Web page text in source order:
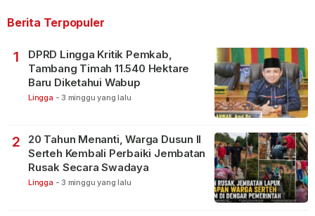
Berita Terpopuler
1
DPRD Lingga Kritik Pemkab,
Tambang Timah 11.540 Hektare
Baru Diketahui Wabup
Lingga - 3 minggu yang lalu
2
20 Tahun Menanti, Warga Dusun II
Serteh Kembali Perbaiki Jembatan
Rusak Secara Swadaya
Lingga - 3 minggu yang lalu